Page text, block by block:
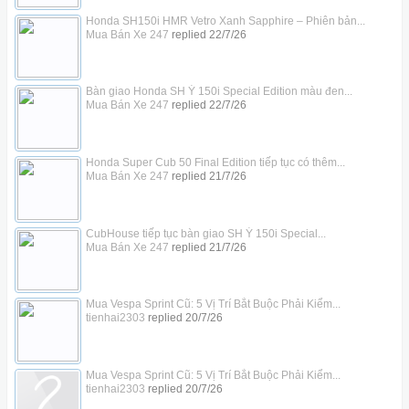
Honda SH150i HMR Vetro Xanh Sapphire – Phiên bản...
Mua Bán Xe 247 replied 22/7/26
Bàn giao Honda SH Ý 150i Special Edition màu đen...
Mua Bán Xe 247 replied 22/7/26
Honda Super Cub 50 Final Edition tiếp tục có thêm...
Mua Bán Xe 247 replied 21/7/26
CubHouse tiếp tục bàn giao SH Ý 150i Special...
Mua Bán Xe 247 replied 21/7/26
Mua Vespa Sprint Cũ: 5 Vị Trí Bắt Buộc Phải Kiểm...
tienhai2303 replied 20/7/26
Mua Vespa Sprint Cũ: 5 Vị Trí Bắt Buộc Phải Kiểm...
tienhai2303 replied 20/7/26